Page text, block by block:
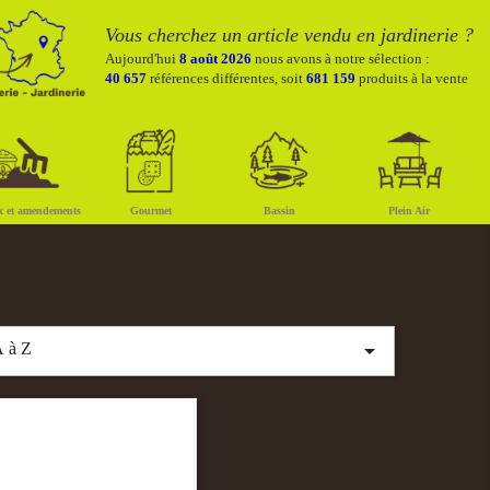
Vous cherchez un article vendu en jardinerie ?
Aujourd'hui 8 août 2026 nous avons à notre sélection :
40 657 références différentes, soit 681 159 produits à la vente
et amendements Gourmet Bassin Plein Air
à Z 